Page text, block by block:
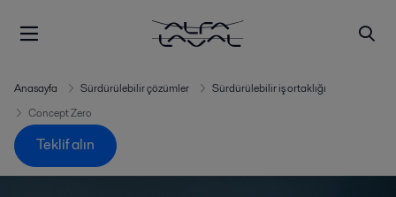
Anasayfa Sürdürülebilir çözümler
Sürdürülebilir iş ortaklığı
Concept Zero
Teklif alın